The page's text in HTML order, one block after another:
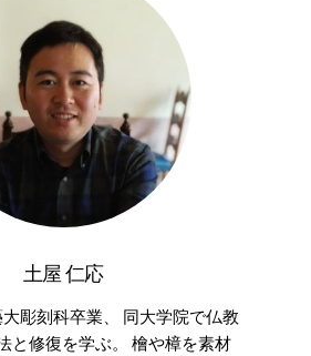
土屋 仁応
彫刻科卒業、 同大学院で仏教
と修復を学ぶ。 檜や樟を素材